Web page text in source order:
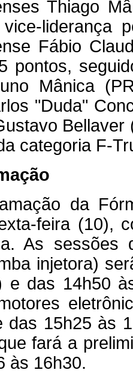
Thiago
liderança
Fábio
pontos,
Mânica
"Duda"
categoria F-
da
feira (10),
As sessões
injetora)
e das 14h50
das 15h25 às
fará a
às 16h30.